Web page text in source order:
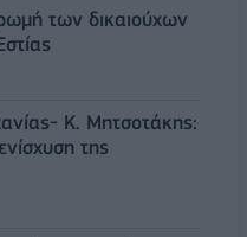
των δικαιούχων
Κ. Μητσοτάκης:
της